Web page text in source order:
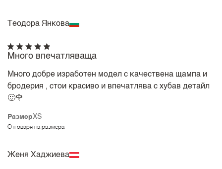
Теодора Янкова
РазмерXS
Отговаря на размера
Много впечатляваща
Много добре изработен модел с качествена щампа и
бродерия , стои красиво и впечатлява с хубав детайл
🙂🌹
Женя Хаджиева